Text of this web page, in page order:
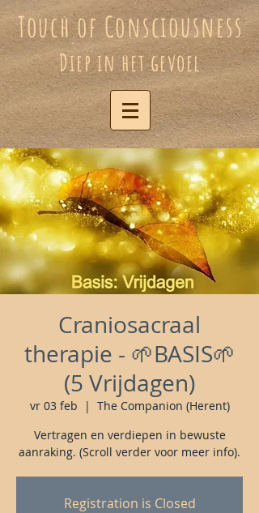
Touch of Consciousness
Diep in het gevoel
Craniosacraal
therapie - 🌱BASIS🌱
(5 Vrijdagen)
vr 03 feb
  |
The Companion (Herent)
Vertragen en verdiepen in bewuste
aanraking. (Scroll verder voor meer info).
Registration is Closed